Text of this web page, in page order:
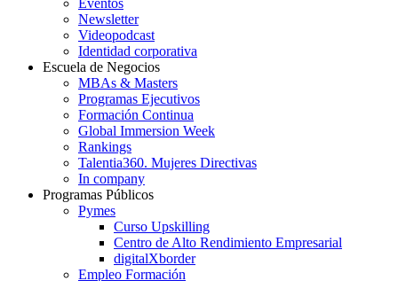
Newsletter
Videopodcast
Identidad corporativa
Escuela de Negocios
MBAs & Masters
Programas Ejecutivos
Formación Continua
Global Immersion Week
Rankings
Talentia360. Mujeres Directivas
In company
Programas Públicos
Pymes
Curso Upskilling
Centro de Alto Rendimiento Empresarial
digitalXborder
Empleo Formación